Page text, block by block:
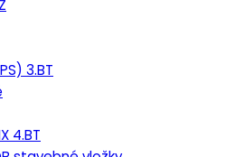
3.BT
4.BT